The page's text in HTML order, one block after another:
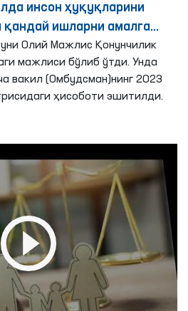
инсон ҳуқуқларини
ишларни амалга
Олий Мажлис Қонунчилик
мажлиси бўлиб ўтди. Унда
вакил (Омбудсман)нинг 2023
ҳисоботи эшитилди.